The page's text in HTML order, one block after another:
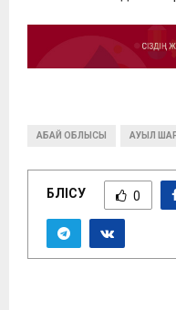
АБАЙ ОБЛЫСЫ АУЫЛ
БӨЛІСУ 0